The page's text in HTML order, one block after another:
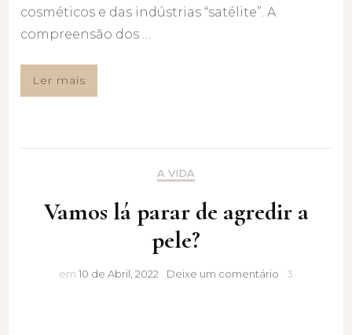
cosméticos e das indústrias “satélite”. A
compreensão dos …
Ler mais
A VIDA
Vamos lá parar de agredir a
pele?
em 10 de Abril, 2022 Deixe um comentário Vamos
3